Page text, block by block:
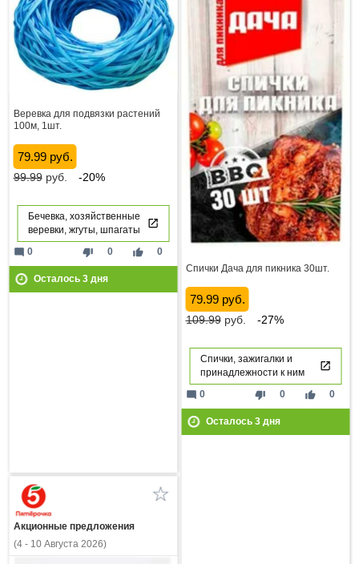
Веревка для подвязки растений
100м, 1шт.
79.99 руб.
99.99руб. -20%
Бечевка, хозяйственные
веревки, жгуты, шпагаты
thumb_down 0 thumb_up 0
mode_comment 0
Осталось 3дня
Спички Дача для пикника 30шт.
79.99 руб.
109.99руб. -27%
Спички, зажигалки и
принадлежности к ним
thumb_down 0 thumb_up 0
mode_comment 0
Осталось 3дня
Акционные предложения
(4 - 10 Августа 2026)